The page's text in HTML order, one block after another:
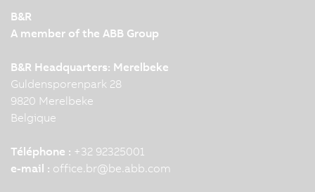
B&R
A member of the ABB Group
B&R Headquarters: Merelbeke
Guldensporenpark 28
9820 Merelbeke
Belgique
Téléphone : +32 92325001
e-mail : office.br@be.abb.com